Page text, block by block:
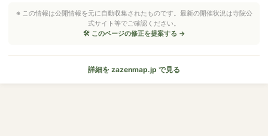
※ この情報は公開情報を元に自動収集されたものです。最新の開催状況は寺院公
式サイト等でご確認ください。
🛠 このページの修正を提案する →
詳細を zazenmap.jp で見る